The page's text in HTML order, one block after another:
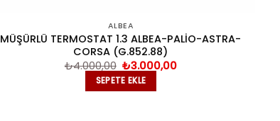
ALBEA
MÜŞÜRLÜ TERMOSTAT 1.3 ALBEA-PALİO-ASTRA-
CORSA (G.852.88)
₺4.000,00 Orijinal
fiyat:
₺4.000,00.
₺3.000,00Şu
SEPETE EKLE